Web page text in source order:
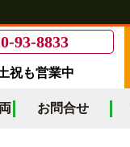
93-8833
祝も営業中
お問合せ